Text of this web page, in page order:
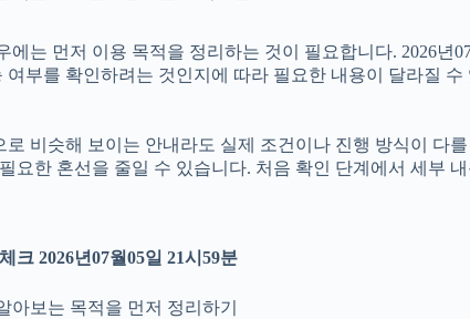
에는 먼저 이용 목적을 정리하는 것이 필요합니다. 2026
부를 확인하려는 것인지에 따라 필요한 내용이 달라질
비슷해 보이는 안내라도 실제 조건이나 진행 방식이 다
요한 혼선을 줄일 수 있습니다. 처음 확인 단계에서 세부
크 2026년07월05일 21시59분
아보는 목적을 먼저 정리하기